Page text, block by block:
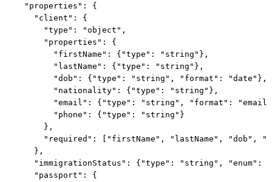
  "properties": {
    "client": {
      "type": "object",
      "properties": {
        "firstName": {"type": "string"},
        "lastName": {"type": "string"},
        "dob": {"type": "string", "format": "date"},
        "nationality": {"type": "string"},
"email": {"type": "string", "format":
        "phone": {"type": "string"}
      },
"required": ["firstName", "lastName", "dob",
    },
"immigrationStatus": {"type": "string", "enum":
    "passport": {